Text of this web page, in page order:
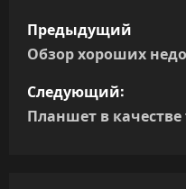
Н
а
в
и
Предыдущий
Обзор хороших
Следующий:
Планшет в